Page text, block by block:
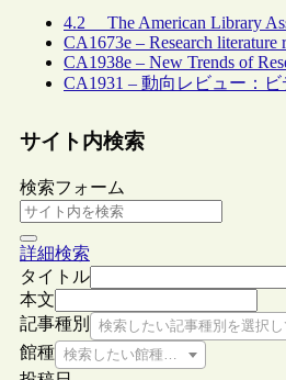
4.2 The American Library
CA1673e – Research
CA1938e – New Trends of
CA1931 – 動向レビュー：
サイト内検索
検索フォーム
詳細検索
タイトル
本文
記事種別
検索したい記事種別を選択
館種 検索したい館種を選択してください